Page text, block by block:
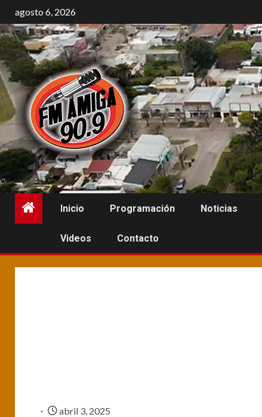
al
contenido
agosto 6, 2026
Inicio Programación Noticias
Videos Contacto
abril 3, 2025